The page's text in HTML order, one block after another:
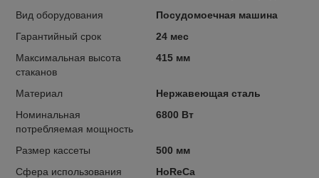
Вид оборудования
Посудомоечная машина
Гарантийный срок
24 мес
Максимальная высота
стаканов
415 мм
Материал
Нержавеющая сталь
Номинальная
потребляемая мощность
6800 Вт
Размер кассеты
500 мм
Сфера использования
HoReCa